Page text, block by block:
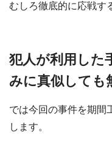
むしろ徹底的に応戦す
犯人が利用した
みに真似しても
では今回の事件を期間
します。